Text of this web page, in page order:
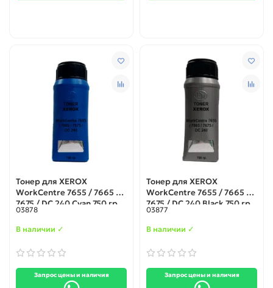
Тонер для XEROX
WorkCentre 7655 / 7665 /
7675 / DC 240 Cyan 750 гр.
IPM
03878
В наличии ✓
Запрос цены и наличия
Тонер для XEROX
WorkCentre 7655 / 7665 /
7675 / DC 240 Black 750 гр.
IPM
03877
В наличии ✓
Запрос цены и наличия